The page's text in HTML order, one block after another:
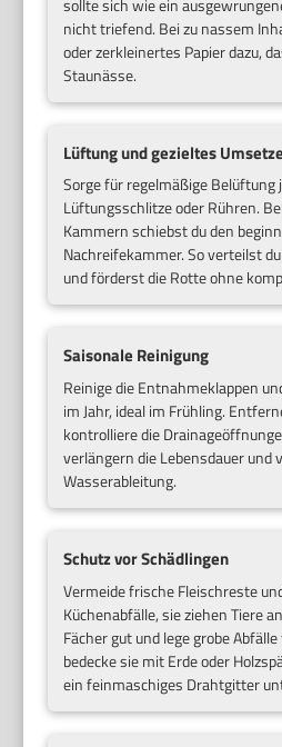
nicht triefend. Bei zu nassem
oder zerkleinertes Papier dazu,
Staunässe.
Lüftung und gezieltes
Sorge für regelmäßige Belüftung
Lüftungsschlitze oder Rühren.
Kammern schiebst du den
Nachreifekammer. So verteilst
und förderst die Rotte ohne
Saisonale Reinigung
Reinige die Entnahmeklappen
im Jahr, ideal im Frühling.
kontrolliere die
verlängern die Lebensdauer und
Wasserableitung.
Schutz vor Schädlingen
Vermeide frische Fleischreste
Küchenabfälle, sie ziehen Tiere
Fächer gut und lege grobe
bedecke sie mit Erde oder
ein feinmaschiges Drahtgitter